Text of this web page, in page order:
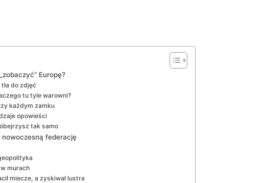
Europę?
do zdjęć
tu tyle warowni?
każdym zamku
opowieści
tak samo
nowoczesną federację
murach
miecze, a zyskiwał lustra